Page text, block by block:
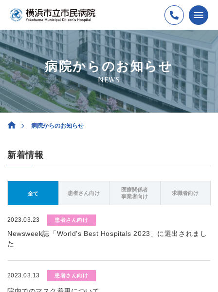
病院からのお知らせ
NEWS
病院からのお知らせ
新着情報
全て 患者さん向け
医療関係者
事業者向け
求職者向け
2023.03.23 患者さん向け
Newsweek誌「World’s Best Hospitals 2023」に選出されまし
た
2023.03.13 患者さん向け